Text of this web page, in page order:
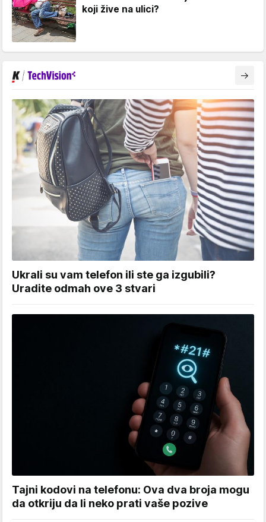
koji žive na ulici?
Ukrali su vam telefon ili ste ga izgubili?
Uradite odmah ove 3 stvari
Tajni kodovi na telefonu: Ova dva broja mogu
da otkriju da li neko prati vaše pozive